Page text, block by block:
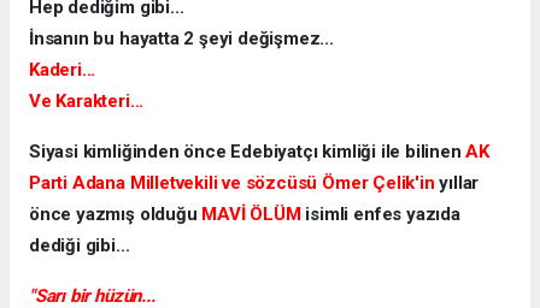
Hep dediğim gibi...
İnsanın bu hayatta 2 şeyi değişmez...
Kaderi...
Ve Karakteri...
Siyasi kimliğinden önce Edebiyatçı kimliği ile bilinenAK
Parti Adana Milletvekili ve sözcüsü Ömer Çelik'in yıllar
önce yazmış olduğu MAVİ ÖLÜMisimli enfes yazıda
dediği gibi...
"Sarı bir hüzün...